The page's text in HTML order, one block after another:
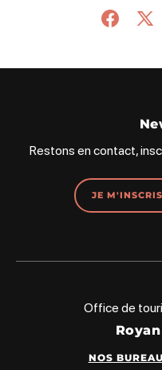
Partager
Restons en contact,
JE
Office de
NOS